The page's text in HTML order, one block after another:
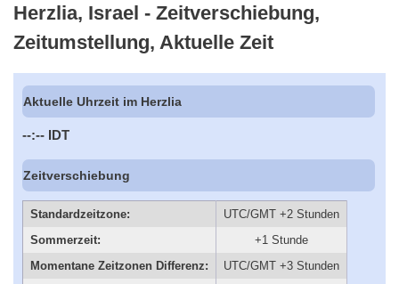
Herzlia, Israel - Zeitverschiebung,
Zeitumstellung, Aktuelle Zeit
Aktuelle Uhrzeit im Herzlia
--:-- IDT
Zeitverschiebung
Standardzeitzone:
UTC/GMT +2 Stunden
Sommerzeit:
+1 Stunde
Momentane Zeitzonen Differenz:
UTC/GMT +3 Stunden